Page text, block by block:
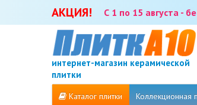
АКЦИЯ! С 1 по 15 августа -
интернет-магазин керамической
плитки
Каталог плитки Коллекционная